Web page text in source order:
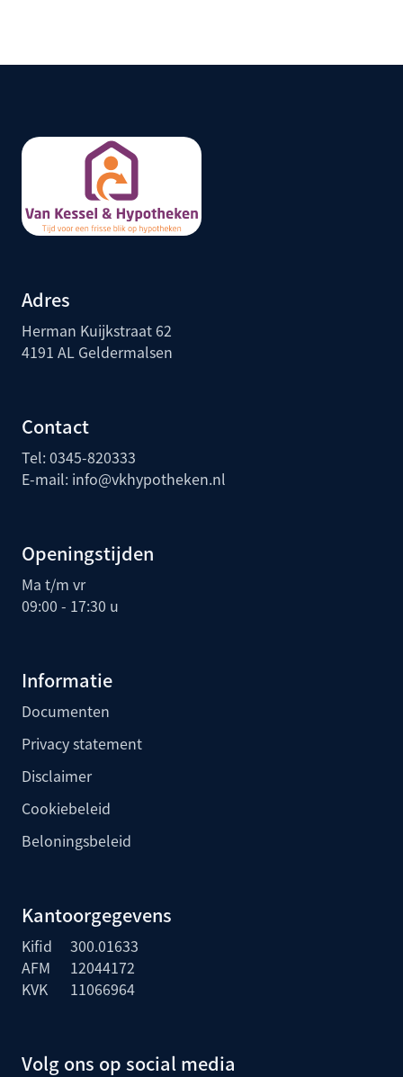
Adres
Herman Kuijkstraat 62
4191 AL Geldermalsen
Contact
Tel:0345-820333
E-mail: info@vkhypotheken.nl
Openingstijden
Ma t/m vr
09:00 - 17:30 u
Informatie
Documenten
Privacy statement
Disclaimer
Cookiebeleid
Beloningsbeleid
Kantoorgegevens
Kifid
300.01633
AFM
12044172
KVK
11066964
Volg ons op social media